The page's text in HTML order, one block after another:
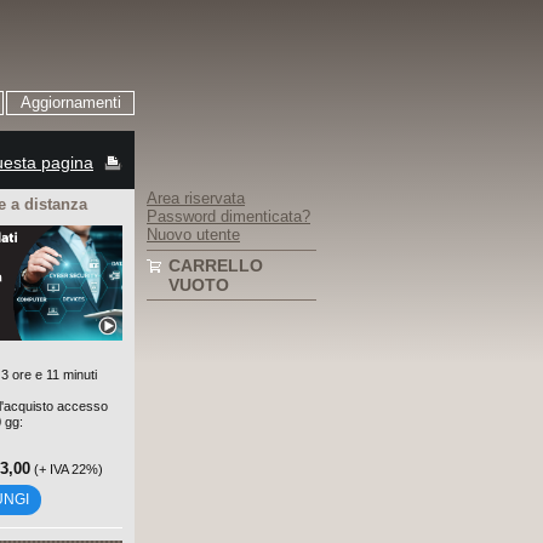
Aggiornamenti
pagina
a distanza
ore e 11 minuti
accesso
gg:
(+ IVA 22%)
Area riservata
Password dimenticata?
Nuovo utente
CARRELLO
VUOTO